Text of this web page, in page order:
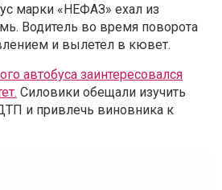
марки «НЕФАЗ» ехал из
Водитель во время поворота
и вылетел в кювет.
автобуса заинтересовался
Силовики обещали изучить
и привлечь виновника к